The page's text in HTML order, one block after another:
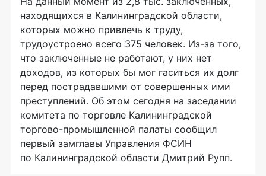
находящихся в Калининградской области,
которых можно привлечь к труду,
трудоустроено всего 375 человек. Из-за того,
что заключенные не работают, у них нет
доходов, из которых бы мог гаситься их долг
перед пострадавшими от совершенных ими
преступлений. Об этом сегодня на заседании
комитета по торговле Калининградской
торгово-промышленной палаты сообщил
первый замглавы Управления ФСИН
по Калининградской области Дмитрий Рупп.